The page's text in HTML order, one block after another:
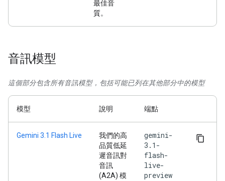
最佳音
質。
音訊模型
這個部分包含所有音訊模型，包括可能已列在其他部分中的模型
模型 說明 端點
Gemini 3.1 Flash Live
我們的高
品質低延
遲音訊對
音訊
(A2A) 模
gemini-
3.1-
flash-
live-
preview